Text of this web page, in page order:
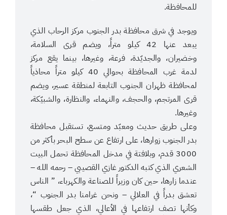
للمحافظة.
ويوجد في شرق محافظة بدر الجنوب مركز الرحاب الذي
يبعد عنها 42 كيلو متراً، ويضم قرى السلامة،
وخضيران، والجديّدة، فرعة، وغيرها، بينما يقع مركز
لدمة غرب المحافظة بحوالي 40 كيلو متراً محاذياً
لمحافظة ظهران الجنوب التابعة لمنطقة عسير، ويضم
قرى المرتجم، والحجف، والنهماء، والنظارة، والشبيّكة،
وغيرها.
وعلى طريق حديث ومعبّد ومتسع، تستقبل محافظة
بدر الجنوب زوارها، على ارتفاع عن سطح البحر بأكثر من
3000 قدم، وبلافتة في مدخل المحافظة تحمل البيت
الشعري الذي كتبه الدكتور غازي القصيبي – رحمه الله –
عندما زارها، حين كان وزيراً للصناعة والكهرباء، ” الناس
تعشق بدراً في العلالي – ونحن غرامنا بدر الجنوب “،
وكأنها تصف ارتفاعها في الأعالي، الذي جعل طقسها